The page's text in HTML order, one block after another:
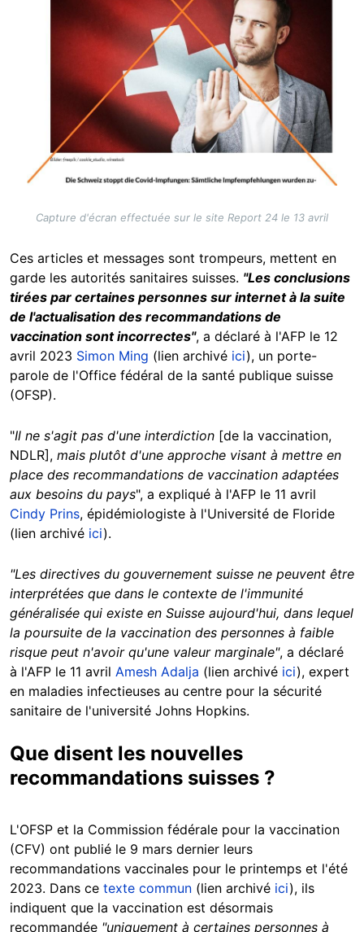
Capture d'écran effectuée sur le site Report 24 le 13 avril
Ces articles et messages sont trompeurs, mettent en
garde les autorités sanitaires suisses. "Les conclusions
tirées par certaines personnes sur internet à la suite
de l'actualisation des recommandations de
vaccination sont incorrectes", a déclaré à l'AFP le 12
avril 2023 Simon Ming (lien archivé ici), un porte-
parole de l'Office fédéral de la santé publique suisse
(OFSP).
"Il ne s'agit pas d'une interdiction [de la vaccination,
NDLR], mais plutôt d'une approche visant à mettre en
place des recommandations de vaccination adaptées
aux besoins du pays", a expliqué à l'AFP le 11 avril
Cindy Prins, épidémiologiste à l'Université de Floride
(lien archivé ici).
"Les directives du gouvernement suisse ne peuvent être
interprétées que dans le contexte de l'immunité
généralisée qui existe en Suisse aujourd'hui, dans lequel
la poursuite de la vaccination des personnes à faible
risque peut n'avoir qu'une valeur marginale", a déclaré
à l'AFP le 11 avril Amesh Adalja (lien archivé ici), expert
en maladies infectieuses au centre pour la sécurité
sanitaire de l'université Johns Hopkins.
Que disent les nouvelles
recommandations suisses ?
L'OFSP et la Commission fédérale pour la vaccination
(CFV) ont publié le 9 mars dernier leurs
recommandations vaccinales pour le printemps et l'été
2023. Dans ce texte commun (lien archivé ici), ils
indiquent que la vaccination est désormais
recommandée "uniquement à certaines personnes à